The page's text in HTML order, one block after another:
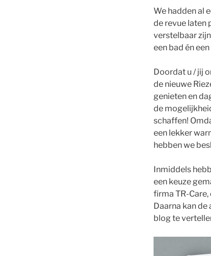
We hadden al
de revue laten
verstelbaar
een bad én
Doordat u / jij
de nieuwe
genieten en
de
schaffen!
een lekker
hebben we
Inmiddels
een keuze
firma TR-Care,
Daarna kan de
blog te